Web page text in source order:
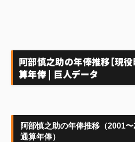
阿部慎之助の年俸推移【現役
算年俸 | 巨人データ
阿部慎之助の年俸推移（2001〜
通算年俸）